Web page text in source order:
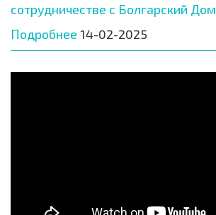
сотрудничестве с Болгарский Дом
Подробнее 14-02-2025